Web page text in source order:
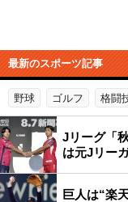
最新のスポーツ記事
野球 ゴルフ 格闘
Jリーグ「
は元Jリー
巨人は“楽